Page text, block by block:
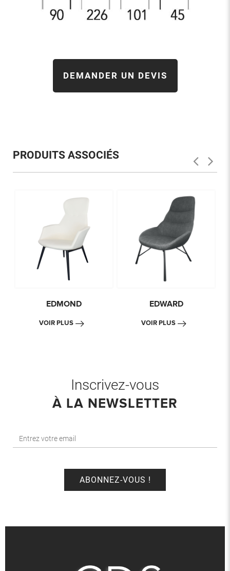
DEMANDER UN DEVIS
PRODUITS ASSOCIÉS
EDMOND
VOIR PLUS
EDWARD
VOIR PLUS
Inscrivez-vous
À LA NEWSLETTER